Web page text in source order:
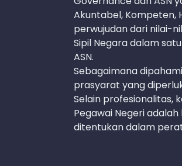
Akuntabel, Kompeten,
perwujudan dari nilai-
Sipil Negara dalam
ASN.
Sebagaimana
prasyarat yang
Selain profesionalitas,
Pegawai Negeri
ditentukan dalam